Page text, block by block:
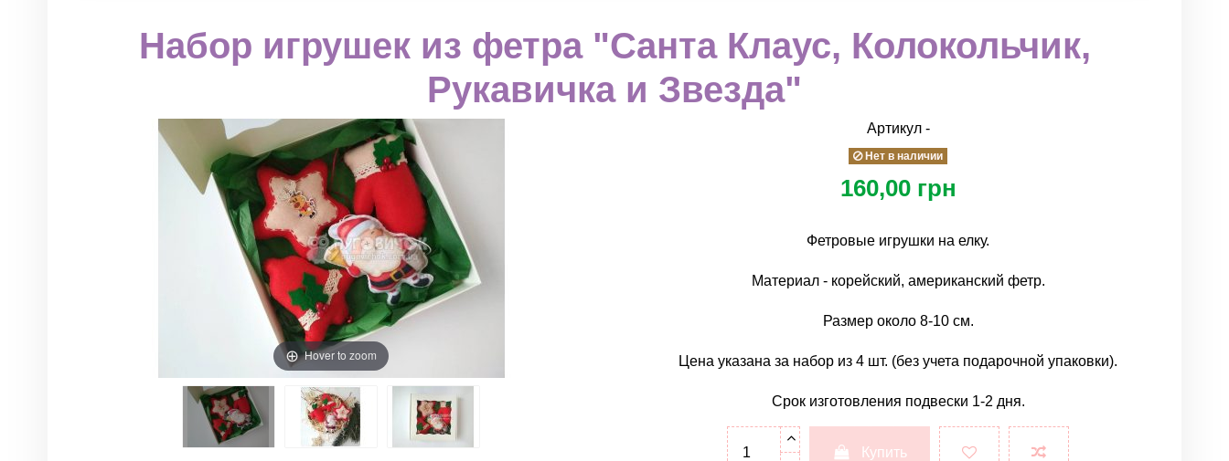
Набор игрушек из фетра "Санта Клаус, Колокольчик,
Рукавичка и Звезда"
Hover to zoom
Артикул -
Нет в наличии
160,00 грн
Фетровые игрушки на елку.
Материал - корейский, американский фетр.
Размер около 8-10 см.
Цена указана за набор из 4 шт. (без учета подарочной упаковки).
Срок изготовления подвески 1-2 дня.
Купить